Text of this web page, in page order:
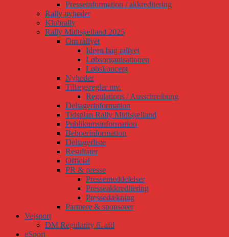
Presseinformation / akkreditering
Rally nyheder
Klubrally
Rally Midtsjælland 2025
Om rallyet
Ideen bag rallyet
Løbsorganisationen
Løbskoncept
Nyheder
Tillægsregler mv.
Regulations / Ausschreibung
Deltagerinformation
Tidsplan Rally Midtsjælland
Publikumsinformation
Beboerinformation
Deltagerliste
Resultater
Official
PR & presse
Pressemeddelelser
Presseakkreditering
Pressedækning
Partnere & sponsorer
Vejsport
DM Regularity 6. afd
eSport